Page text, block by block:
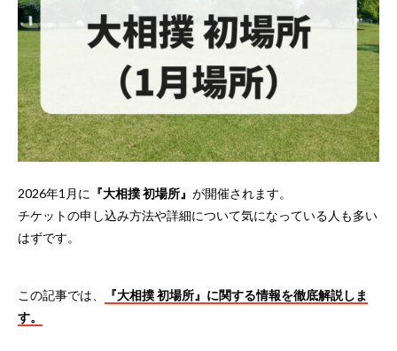
2026年1月に 『大相撲 初場所』 が開催されます。
チケットの申し込み方法や詳細について気になっている人も多い
はずです。
この記事では、
『大相撲 初場所』に関する情報を徹底解説しま
す。